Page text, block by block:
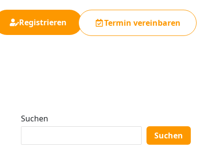
Registrieren Termin vereinbaren
Suchen
Suchen